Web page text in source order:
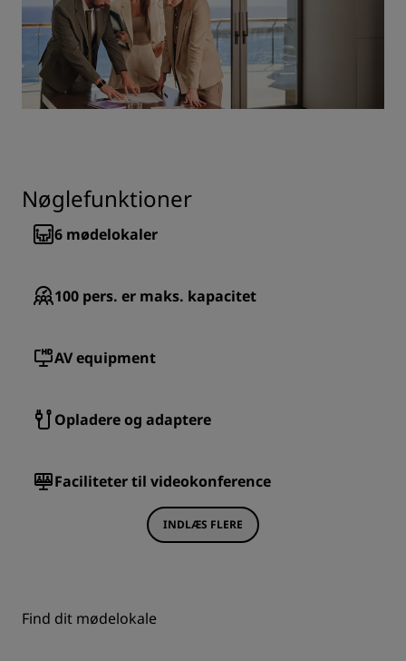
Nøglefunktioner
6 mødelokaler
100 pers. er maks. kapacitet
AV equipment
Opladere og adaptere
Faciliteter til videokonference
INDLÆS FLERE
Find dit mødelokale